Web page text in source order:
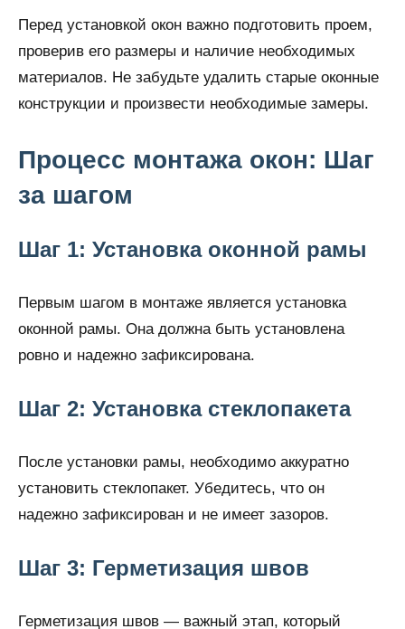
Перед установкой окон важно подготовить проем,
проверив его размеры и наличие необходимых
материалов. Не забудьте удалить старые оконные
конструкции и произвести необходимые замеры.
Процесс монтажа окон: Шаг
за шагом
Шаг 1: Установка оконной рамы
Первым шагом в монтаже является установка
оконной рамы. Она должна быть установлена
ровно и надежно зафиксирована.
Шаг 2: Установка стеклопакета
После установки рамы, необходимо аккуратно
установить стеклопакет. Убедитесь, что он
надежно зафиксирован и не имеет зазоров.
Шаг 3: Герметизация швов
Герметизация швов — важный этап, который